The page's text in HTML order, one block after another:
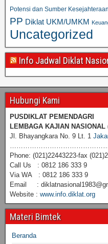
Potensi dan Sumber
PP Diklat UKM/UMKM
Uncategorized
Info Jadwal Diklat
Hubungi Kami
PUSDIKLAT PEMENDAGRI
LEMBAGA KAJIAN NASIONAL
Jl. Bhayangkara No. 9 Lt. 1
Phone: (021)22443223-fax
Call Us : 0812 186 333 9
Via WA : 0812 186 333 9
Email :
Website : www.info.diklat.org
Materi Bimtek
Beranda